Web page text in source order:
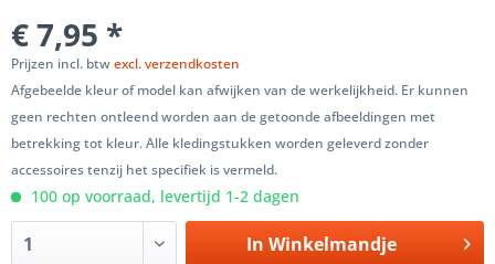
€ 7,95 *
Prijzen incl. btwexcl. verzendkosten
Afgebeelde kleur of model kan afwijken van de werkelijkheid. Er kunnen
geen rechten ontleend worden aan de getoonde afbeeldingen met
betrekking tot kleur. Alle kledingstukken worden geleverd zonder
accessoires tenzij het specifiek is vermeld.
100 op voorraad, levertijd 1-2 dagen
In Winkelmandje